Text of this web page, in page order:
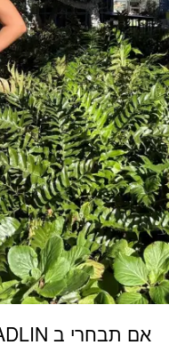
אם תבחרי ב ADLIN